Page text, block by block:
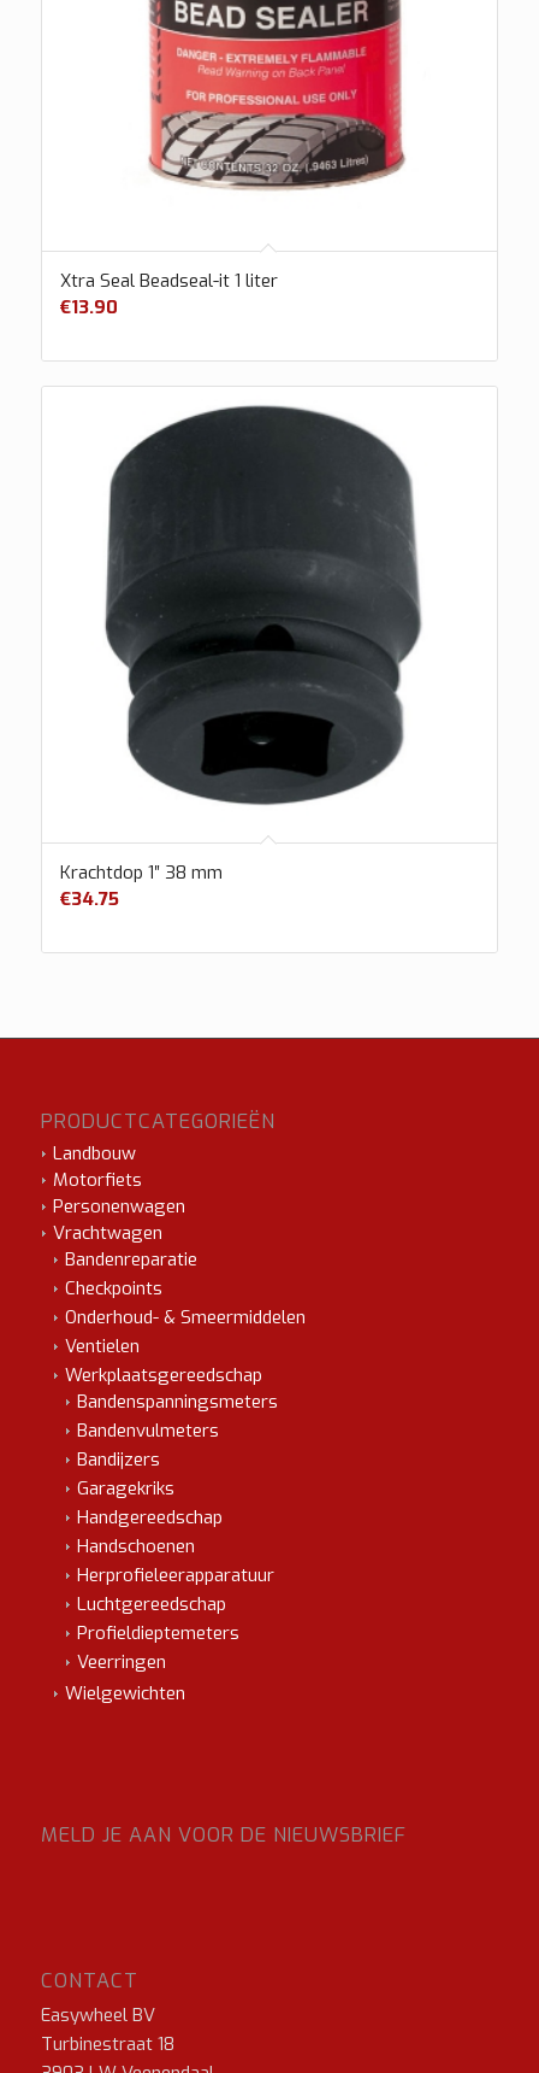
Xtra Seal Beadseal-it 1 liter
€13.90
Krachtdop 1″ 38 mm
€34.75
PRODUCTCATEGORIEËN
Landbouw
Motorfiets
Personenwagen
Vrachtwagen
Bandenreparatie
Checkpoints
Onderhoud- & Smeermiddelen
Ventielen
Werkplaatsgereedschap
Bandenspanningsmeters
Bandenvulmeters
Bandijzers
Garagekriks
Handgereedschap
Handschoenen
Herprofieleerapparatuur
Luchtgereedschap
Profieldieptemeters
Veerringen
Wielgewichten
MELD JE AAN VOOR DE NIEUWSBRIEF
CONTACT
Easywheel BV
Turbinestraat 18